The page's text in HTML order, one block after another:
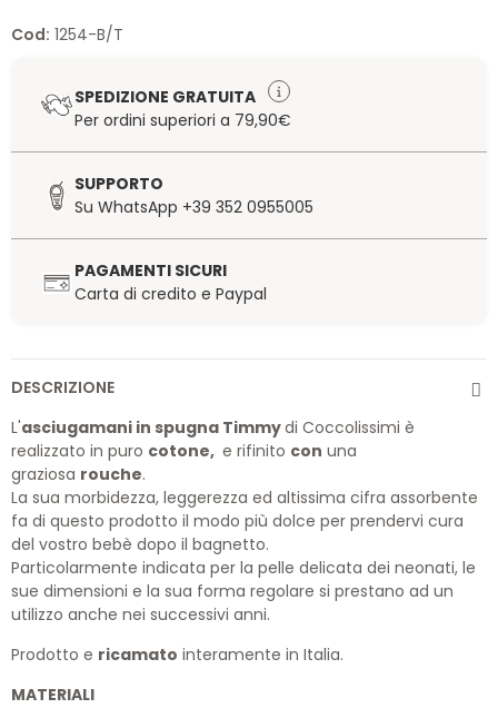
Cod: 1254-B/T
SPEDIZIONE GRATUITA
Per ordini superiori a 79,90€
SUPPORTO
Su WhatsApp +39 352 0955005
PAGAMENTI SICURI
Carta di credito e Paypal
DESCRIZIONE
L'asciugamani in spugna Timmydi Coccolissimi è
realizzato in puro cotone, e rifinito con una
graziosa rouche.
La sua morbidezza, leggerezza ed altissima cifra assorbente
fa di questo prodotto il modo più dolce per prendervi cura
del vostro bebè dopo il bagnetto.
Particolarmente indicata per la pelle delicata dei neonati, le
sue dimensioni e la sua forma regolare si prestano ad un
utilizzo anche nei successivi anni.
Prodotto e ricamato interamente in Italia.
MATERIALI